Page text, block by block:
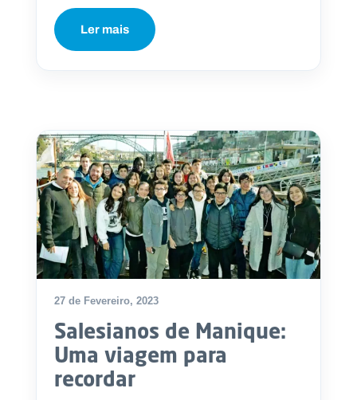
Ler mais
27 de Fevereiro, 2023
Salesianos de Manique:
Uma viagem para
recordar